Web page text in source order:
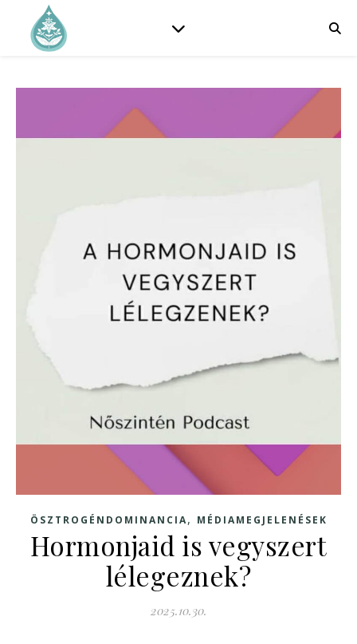
ÖSZTROGÉNDOMINANCIA, MÉDIAMEGJELENÉSEK
Hormonjaid is vegyszert
lélegeznek?
2025.10.30.